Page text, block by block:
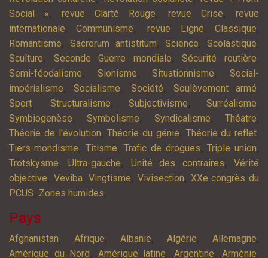
Social », revue Clarté Rouge, revue Crise, revue
internationale Communisme, revue Ligne Classique,
Romantisme,Sacrorum antistitum, Science, Scolastique,
Sculture, Seconde Guerre mondiale,Sécurité routière,
Semi-féodalisme, Sionisme,Situationnisme,Social-
impérialisme,Socialisme, Société, Soulèvement armé,
Sport, Structuralisme,Subjectivisme,Surréalisme,
Symbiogenèse,Symbolisme, Syndicalisme,Théatre,
Théorie de l'évolution,Théorie du génie, Théorie du reflet,
Tiers-mondisme, Titisme,Trafic de drogues,Triple union,
Trotskysme,Ultra-gauche, Unité des contraires,Vérité
objective, Veviba,Vingtisme,Vivisection, XXe congrès du
PCUS, Zones humides,
Pays
Afghanistan, Afrique, Albanie, Algérie, Allemagne,
Amérique du Nord , Amérique latine, Argentine, Arménie,